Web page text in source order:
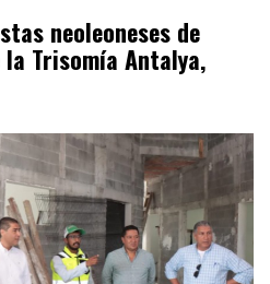
neoleoneses de
la Trisomía Antalya,